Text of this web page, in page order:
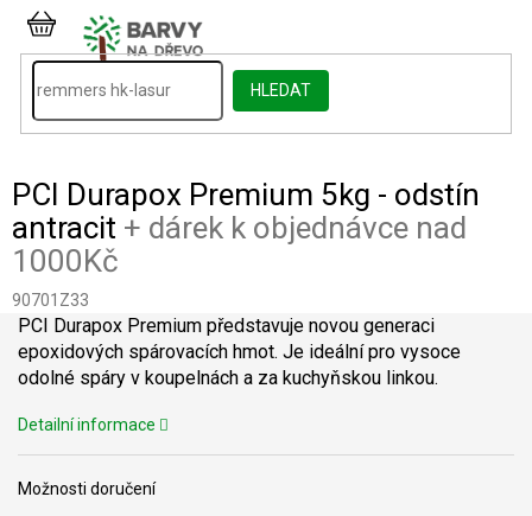
Přejít
obsah
HLEDAT
NÁKUPNÍ
KOŠÍK
PCI Durapox Premium 5kg - odstín
antracit + dárek k objednávce nad
1000Kč
90701Z33
Možnosti doručení
PCI Durapox Premium představuje novou generaci
epoxidových spárovacích hmot. Je ideální pro vysoce
odolné spáry v koupelnách a za kuchyňskou linkou.
Detailní informace